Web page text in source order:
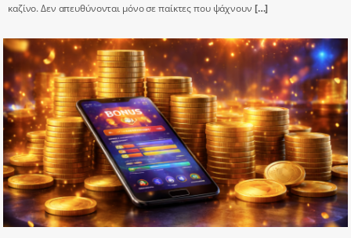
καζίνο. Δεν απευθύνονται μόνο σε παίκτες που ψάχνουν […]